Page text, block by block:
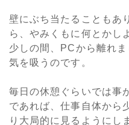
壁にぶち当たることもあ
ら、やみくもに何とかし
少しの間、PCから離れ
気を吸うのです。
毎日の休憩ぐらいでは事
であれば、仕事自体から
り大局的に見るようにし